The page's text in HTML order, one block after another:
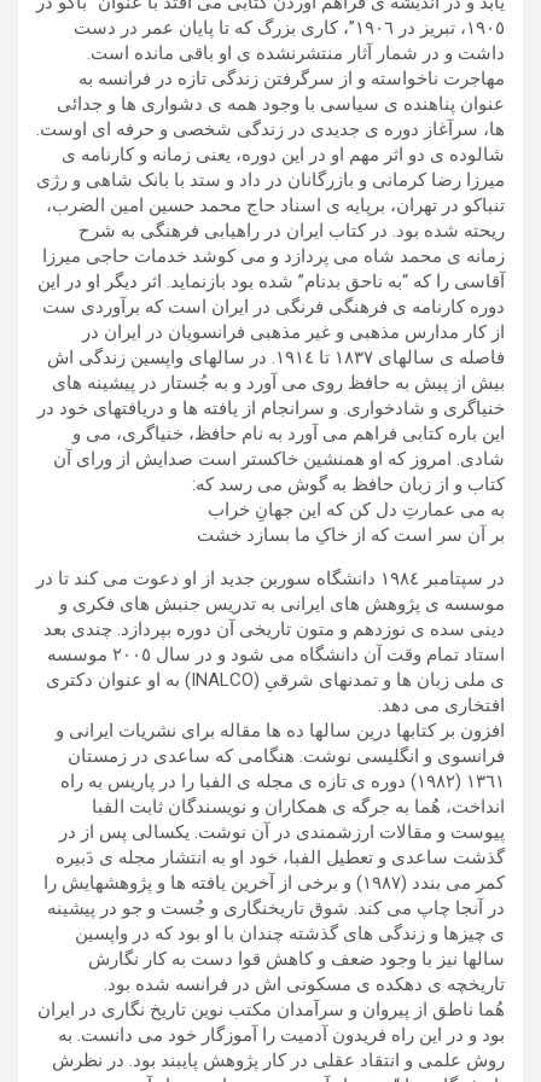
١٩٠٥، تبریز در ١٩٠٦”، کاری بزرگ که تا پایان عمر در دست
داشت و در شمار آثار منتشرنشده ی او باقی مانده است.
مهاجرت ناخواسته و از سرگرفتن زندگی تازه در فرانسه به
عنوان پناهنده ی سیاسی با وجود همه ی دشواری ها و جدائی
ها، سرآغاز دوره ی جدیدی در زندگی شخصی و حرفه ای اوست.
شالوده ی دو اثر مهم او در این دوره، یعنی زمانه و کارنامه ی
میرزا رضا کرمانی و بازرگانان در داد و ستد با بانک شاهی و رژی
تنباکو در تهران، برپایه ی اسناد حاج محمد حسین امین الضرب،
ریحته شده بود. در کتاب ایران در راهیابی فرهنگی به شرح
زمانه ی محمد شاه می پردازد و می کوشد خدمات حاجی میرزا
آقاسی را که “به ناحق بدنام” شده بود بازنماید. اثر دیگر او در این
دوره کارنامه ی فرهنگی فرنگی در ایران است که برآوردی ست
از کار مدارس مذهبی و غیر مذهبی فرانسویان در ایران در
فاصله ی سالهای ١٨٣٧ تا ١٩١٤. در سالهای واپسین زندگی اش
بیش از پیش به حافظ روی می آورد و به جُستار در پیشینه های
خنیاگری و شادخواری. و سرانجام از یافته ها و دریافتهای خود در
این باره کتابی فراهم می آورد به نام حافظ، خنیاگری، می و
شادی. امروز که او همنشین خاکستر است صدایش از ورای آن
کتاب و از زبان حافظ به گوش می رسد که:
به می عمارتِ دل کن که این جهانِ خراب
بر آن سر است که از خاکِ ما بسازد خشت
در سپتامبر ١٩٨٤ دانشگاه سوربن جدید از او دعوت می کند تا در
موسسه ی پژوهش های ایرانی به تدریس جنبش های فکری و
دینی سده ی نوزدهم و متون تاریخی آن دوره بپردازد. چندی بعد
استاد تمام وقت آن دانشگاه می شود و در سال ٢٠٠٥ موسسه
ی ملی زبان ها و تمدنهای شرقیِ (INALCO) به او عنوان دکتری
افتخاری می دهد.
افزون بر کتابها درین سالها ده ها مقاله برای نشریات ایرانی و
فرانسوی و انگلیسی نوشت. هنگامی که ساعدی در زمستان
١٣٦١ (١٩٨٢) دوره ی تازه ی مجله ی الفبا را در پاریس به راه
انداخت، هُما به جرگه ی همکاران و نویسندگان ثابت الفبا
پیوست و مقالات ارزشمندی در آن نوشت. یکسالی پس از در
گذشت ساعدی و تعطیل الفبا، خود او به انتشار مجله ی دَبیره
کمر می بندد (١٩٨٧) و برخی از آخرین یافته ها و پژوهشهایش را
در آنجا چاپ می کند. شوق تاریخنگاری و جُست و جو در پیشینه
ی چیزها و زندگی های گذشته چندان با او بود که در واپسین
سالها نیز با وجود ضعف و کاهش قوا دست به کار نگارش
تاریخچه ی دهکده ی مسکونی اش در فرانسه شده بود.
هُما ناطق از پیروان و سرآمدان مکتب نوین تاریخ نگاری در ایران
بود و در این راه فریدون آدمیت را آموزگار خود می دانست. به
روش علمی و انتقاد عقلی در کار پژوهش پایبند بود. در نظرش